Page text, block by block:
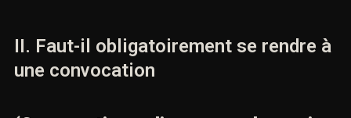
lourde.